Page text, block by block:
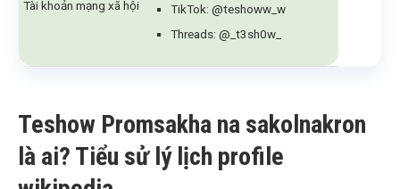
Tài khoản mạng xã hội
TikTok: @teshoww_w
Threads: @_t3sh0w_
Teshow Promsakha na sakolnakron
là ai? Tiểu sử lý lịch profile